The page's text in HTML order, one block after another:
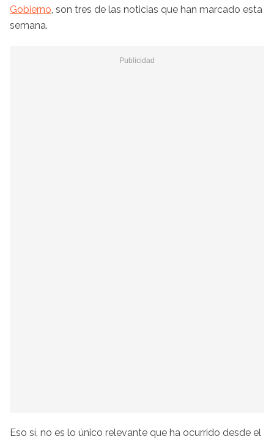
Gobierno, son tres de las noticias que han marcado esta
semana.
Eso sí, no es lo único relevante que ha ocurrido desde el